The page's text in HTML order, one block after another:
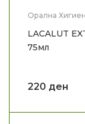
Орална
LACALUT
75мл
220 ден